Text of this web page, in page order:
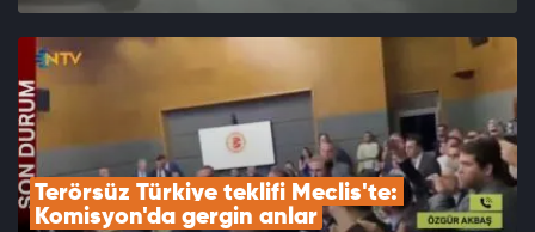
Terörsüz Türkiye teklifi Meclis'te:
Komisyon'da gergin anlar